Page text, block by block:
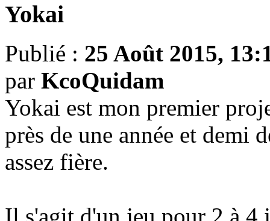
Yokai
Publié : 25 Août 2015,
par KcoQuidam
Yokai est mon premier
près de une année et demi
assez fière.